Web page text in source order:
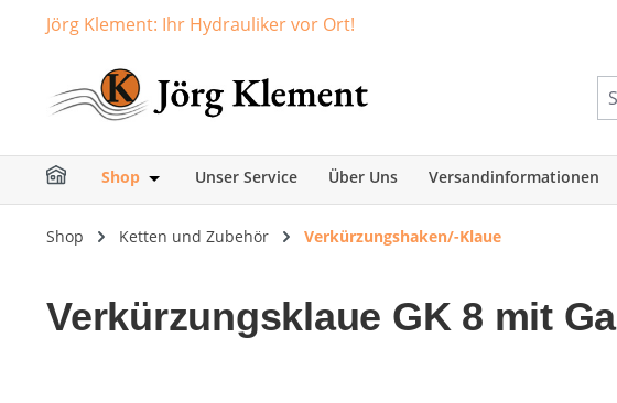
Zur Hauptnavigation springen
Jörg Klement: Ihr Hydrauliker vor Ort!
Shop Öffne oder Schließe das Dropdown der Kategorie Shop
Unser Service Über Uns Versandinformationen
Shop Ketten und Zubehör Verkürzungshaken/-Klaue
Verkürzungsklaue GK 8 mit